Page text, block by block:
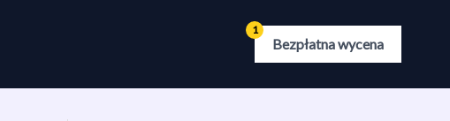
Bezpłatna wycena